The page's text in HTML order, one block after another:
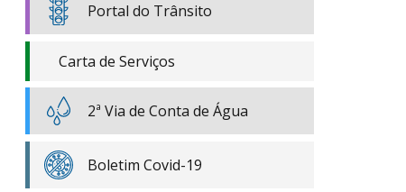
Portal do Trânsito
Carta de Serviços
2ª Via de Conta de Água
Boletim Covid-19